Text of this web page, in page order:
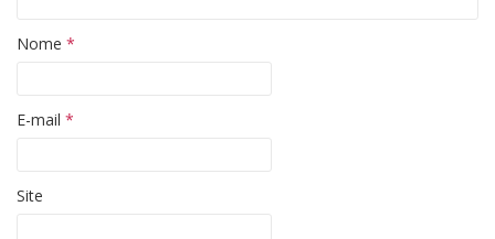
Nome *
E-mail *
Site